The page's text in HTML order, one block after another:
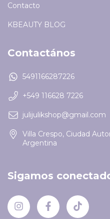
Contacto
KBEAUTY BLOG
Contactános
5491166287226
+549 116628 7226
julijulikshop@gmail.com
Villa Crespo, Ciudad
Argentina
Sigamos